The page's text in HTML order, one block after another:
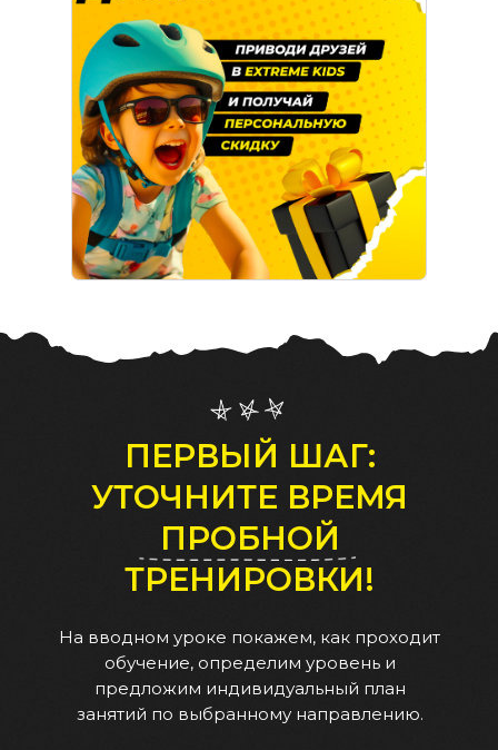
ПЕРВЫЙ ШАГ:
УТОЧНИТЕ ВРЕМЯ
ПРОБНОЙ
ТРЕНИРОВКИ!
На вводном уроке покажем, как проходит
обучение, определим уровень и
предложим индивидуальный план
занятий по выбранному направлению.